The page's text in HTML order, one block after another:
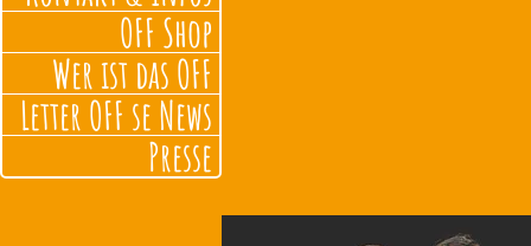
OFF Shop
Wer ist das OFF
Letter OFF se News
Presse